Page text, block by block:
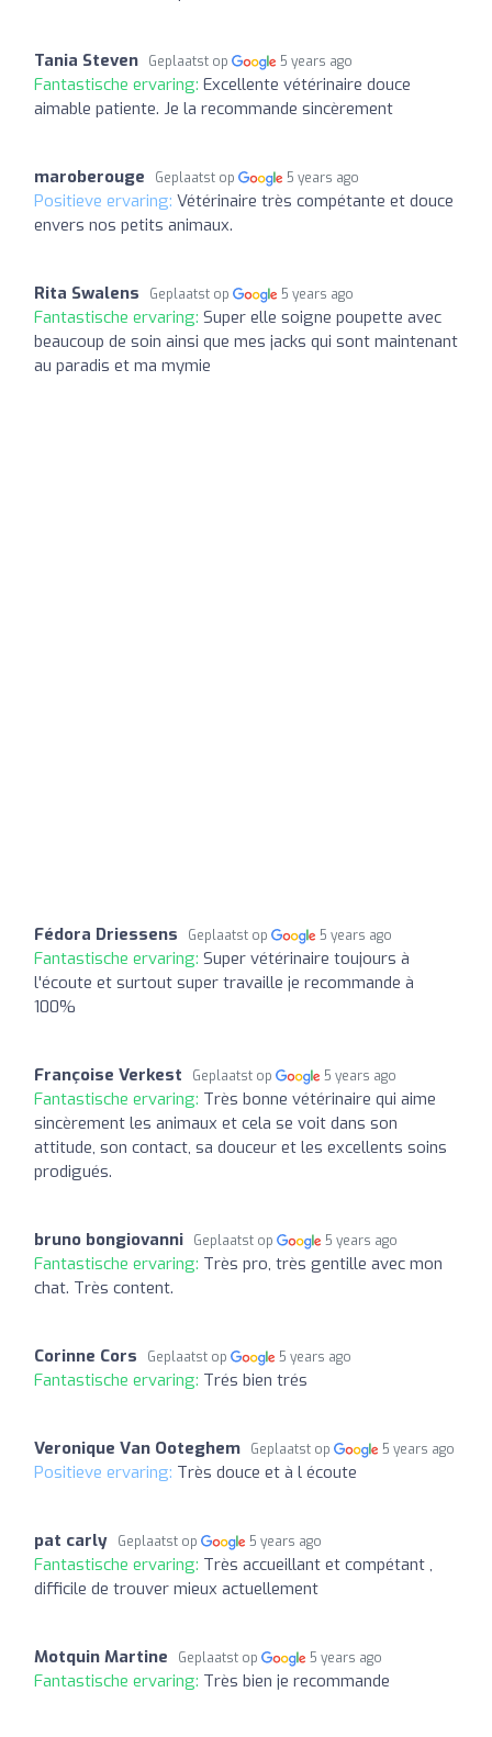
Tania Steven Geplaatst op 5 years ago
Fantastische ervaring: Excellente vétérinaire douce
aimable patiente. Je la recommande sincèrement
maroberouge Geplaatst op 5 years ago
Positieve ervaring: Vétérinaire très compétante et douce
envers nos petits animaux.
Rita Swalens Geplaatst op 5 years ago
Fantastische ervaring: Super elle soigne poupette avec
beaucoup de soin ainsi que mes jacks qui sont maintenant
au paradis et ma mymie
Fédora Driessens Geplaatst op 5 years ago
Fantastische ervaring: Super vétérinaire toujours à
l'écoute et surtout super travaille je recommande à
100%
Françoise Verkest Geplaatst op 5 years ago
Fantastische ervaring: Très bonne vétérinaire qui aime
sincèrement les animaux et cela se voit dans son
attitude, son contact, sa douceur et les excellents soins
prodigués.
bruno bongiovanni Geplaatst op 5 years ago
Fantastische ervaring: Très pro, très gentille avec mon
chat. Très content.
Corinne Cors Geplaatst op 5 years ago
Fantastische ervaring: Trés bien trés
Veronique Van Ooteghem Geplaatst op 5 years ago
Positieve ervaring: Très douce et à l écoute
pat carly Geplaatst op 5 years ago
Fantastische ervaring: Très accueillant et compétant ,
difficile de trouver mieux actuellement
Motquin Martine Geplaatst op 5 years ago
Fantastische ervaring: Très bien je recommande